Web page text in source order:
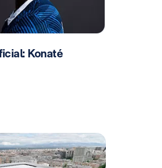
Konaté